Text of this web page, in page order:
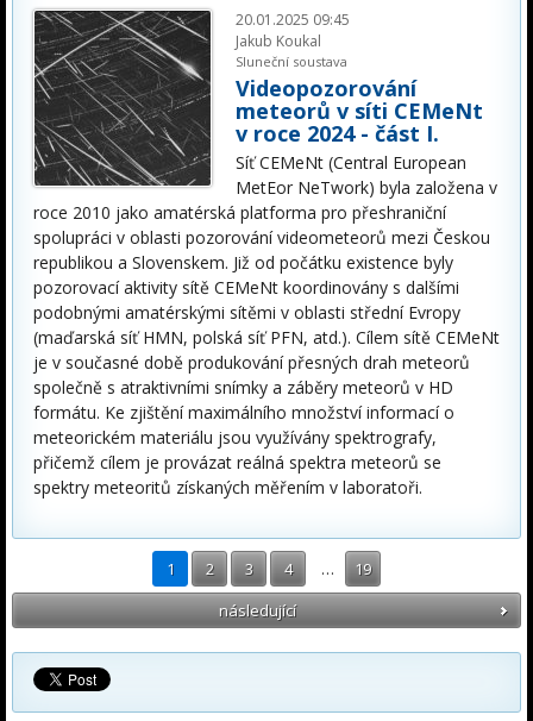
20.01.2025 09:45
Jakub Koukal
Sluneční soustava
Videopozorování
meteorů v síti CEMeNt
v roce 2024 - část I.
Síť CEMeNt (Central European
MetEor NeTwork) byla založena v
roce 2010 jako amatérská platforma pro přeshraniční
spolupráci v oblasti pozorování videometeorů mezi Českou
republikou a Slovenskem. Již od počátku existence byly
pozorovací aktivity sítě CEMeNt koordinovány s dalšími
podobnými amatérskými sítěmi v oblasti střední Evropy
(maďarská síť HMN, polská síť PFN, atd.). Cílem sítě CEMeNt
je v současné době produkování přesných drah meteorů
společně s atraktivními snímky a záběry meteorů v HD
formátu. Ke zjištění maximálního množství informací o
meteorickém materiálu jsou využívány spektrografy,
přičemž cílem je provázat reálná spektra meteorů se
spektry meteoritů získaných měřením v laboratoři.
1 2 3 4 …
19
následující